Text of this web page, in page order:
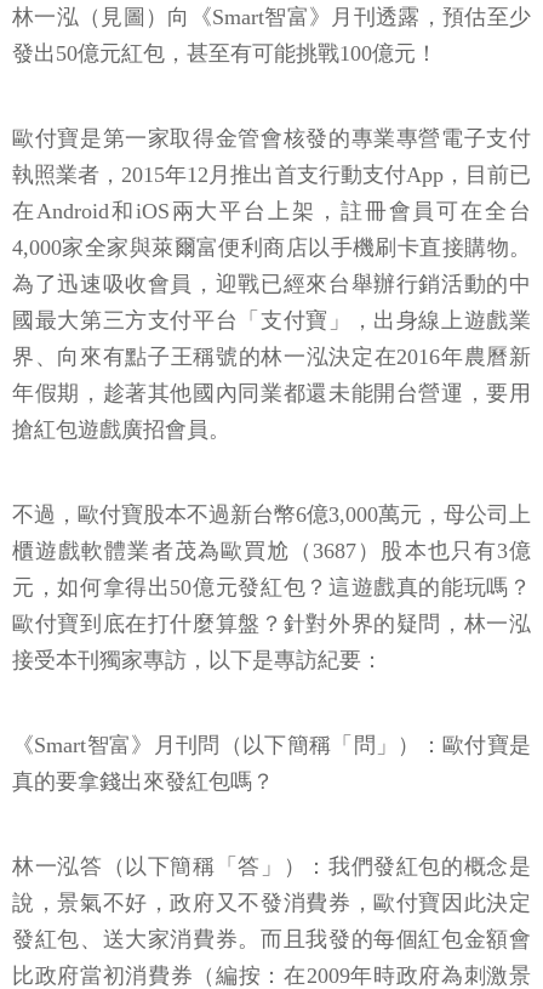
林一泓（見圖）向《Smart智富》月刊透露，預估至少
發出50億元紅包，甚至有可能挑戰100億元！
歐付寶是第一家取得金管會核發的專業專營電子支付
執照業者，2015年12月推出首支行動支付App，目前已
在Android和iOS兩大平台上架，註冊會員可在全台
4,000家全家與萊爾富便利商店以手機刷卡直接購物。
為了迅速吸收會員，迎戰已經來台舉辦行銷活動的中
國最大第三方支付平台「支付寶」，出身線上遊戲業
界、向來有點子王稱號的林一泓決定在2016年農曆新
年假期，趁著其他國內同業都還未能開台營運，要用
搶紅包遊戲廣招會員。
不過，歐付寶股本不過新台幣6億3,000萬元，母公司上
櫃遊戲軟體業者茂為歐買尬（3687）股本也只有3億
元，如何拿得出50億元發紅包？這遊戲真的能玩嗎？
歐付寶到底在打什麼算盤？針對外界的疑問，林一泓
接受本刊獨家專訪，以下是專訪紀要：
《Smart智富》月刊問（以下簡稱「問」）：歐付寶是
真的要拿錢出來發紅包嗎？
林一泓答（以下簡稱「答」）：我們發紅包的概念是
說，景氣不好，政府又不發消費券，歐付寶因此決定
發紅包、送大家消費券。而且我發的每個紅包金額會
比政府當初消費券（編按：在2009年時政府為刺激景